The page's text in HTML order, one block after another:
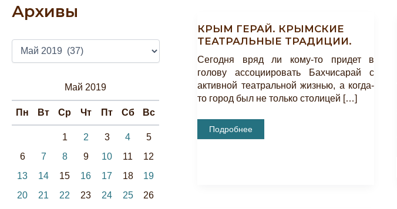
Архивы
Ы
Май 2019
Пн Вт Ср Чт Пт Сб Вс
1 2 3 4
5
6
7 8 9 10 11
12
13
14 15 16 17 18
19
20
21 22 23 24 25
26
КРЫМ ГЕРАЙ. КРЫМСКИЕ
ТЕАТРАЛЬНЫЕ ТРАДИЦИИ.
Сегодня вряд ли кому-то придет в
голову ассоциировать Бахчисарай с
активной театральной жизнью, а когда-
то город был не только столицей […]
КРЫМ
ГЕРАЙ.
Подробнее